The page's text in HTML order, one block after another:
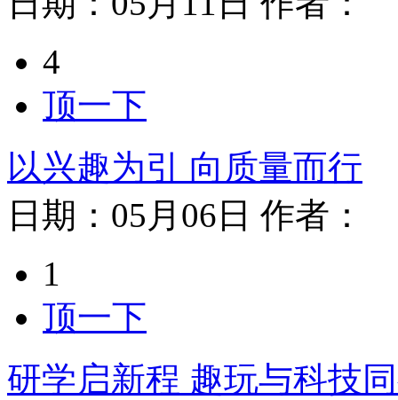
4
顶一下
以兴趣为引 向质量而行
日期： 05月06日 作者：
1
顶一下
研学启新程 趣玩与科技